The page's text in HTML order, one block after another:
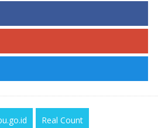
Real Count